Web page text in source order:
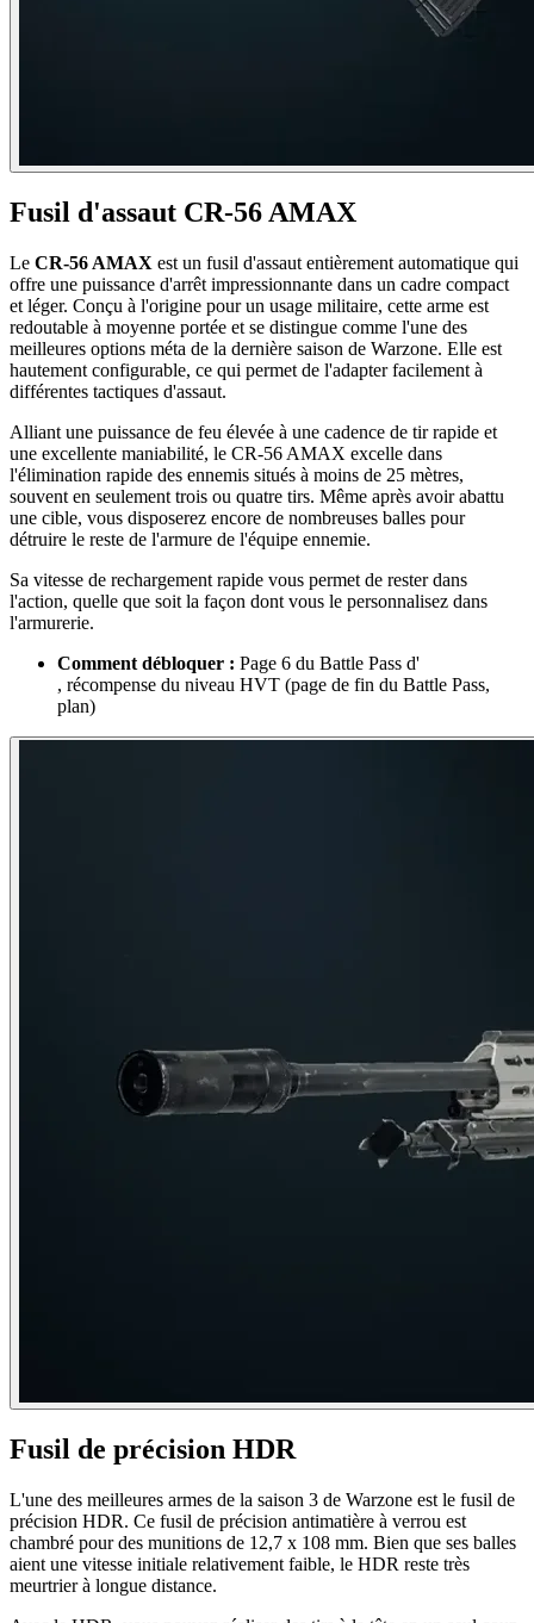
Fusil d'assaut CR-56 AMAX
Le CR-56 AMAX est un fusil d'assaut entièrement automatique qui
offre une puissance d'arrêt impressionnante dans un cadre compact
et léger. Conçu à l'origine pour un usage militaire, cette arme est
redoutable à moyenne portée et se distingue comme l'une des
meilleures options méta de la dernière saison de Warzone. Elle est
hautement configurable, ce qui permet de l'adapter facilement à
différentes tactiques d'assaut.
Alliant une puissance de feu élevée à une cadence de tir rapide et
une excellente maniabilité, le CR-56 AMAX excelle dans
l'élimination rapide des ennemis situés à moins de 25 mètres,
souvent en seulement trois ou quatre tirs. Même après avoir abattu
une cible, vous disposerez encore de nombreuses balles pour
détruire le reste de l'armure de l'équipe ennemie.
Sa vitesse de rechargement rapide vous permet de rester dans
l'action, quelle que soit la façon dont vous le personnalisez dans
l'armurerie.
Comment débloquer : Page 6 du Battle Pass d'
, récompense du niveau HVT (page de fin du Battle Pass,
plan)
Fusil de précision HDR
L'une des meilleures armes de la saison 3 de Warzone est le fusil de
précision HDR. Ce fusil de précision antimatière à verrou est
chambré pour des munitions de 12,7 x 108 mm. Bien que ses balles
aient une vitesse initiale relativement faible, le HDR reste très
meurtrier à longue distance.